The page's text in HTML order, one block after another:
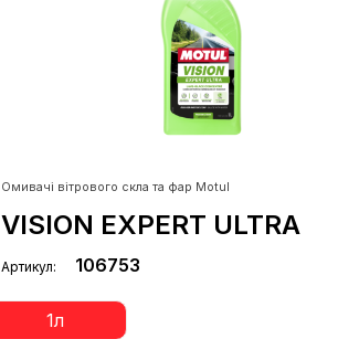
Омивачі вітрового скла та фар Motul
VISION EXPERT ULTRA
Артикул: 106753
1л